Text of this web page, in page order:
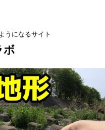
うになるサイト
ボ